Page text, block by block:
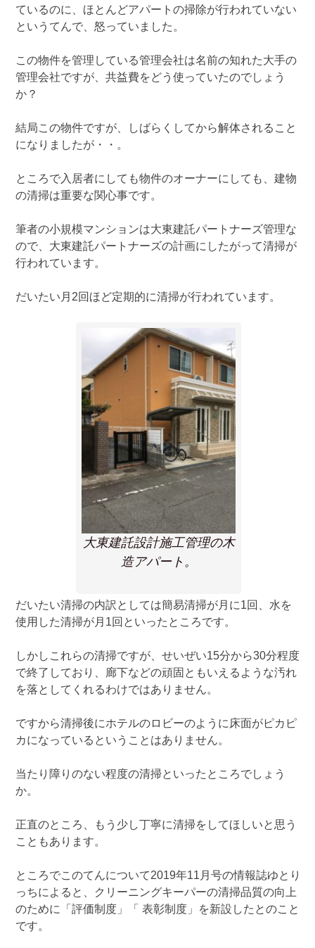
ているのに、ほとんどアパートの掃除が行われていない
というてんで、怒っていました。
この物件を管理している管理会社は名前の知れた大手の
管理会社ですが、共益費をどう使っていたのでしょう
か？
結局この物件ですが、しばらくしてから解体されること
になりましたが・・。
ところで入居者にしても物件のオーナーにしても、建物
の清掃は重要な関心事です。
筆者の小規模マンションは大東建託パートナーズ管理な
ので、大東建託パートナーズの計画にしたがって清掃が
行われています。
だいたい月2回ほど定期的に清掃が行われています。
大東建託設計施工管理の木
造アパート。
だいたい清掃の内訳としては簡易清掃が月に1回、水を
使用した清掃が月1回といったところです。
しかしこれらの清掃ですが、せいぜい15分から30分程度
で終了しており、廊下などの頑固ともいえるような汚れ
を落としてくれるわけではありません。
ですから清掃後にホテルのロビーのように床面がピカピ
カになっているということはありません。
当たり障りのない程度の清掃といったところでしょう
か。
正直のところ、もう少し丁寧に清掃をしてほしいと思う
こともあります。
ところでこのてんについて2019年11月号の情報誌ゆとり
っちによると、クリーニングキーパーの清掃品質の向上
のために「評価制度」「 表彰制度」を新設したとのこと
です。